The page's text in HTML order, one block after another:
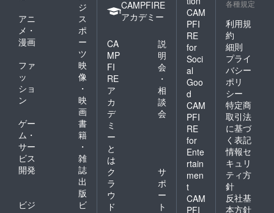
ジ
アニ
メ・
漫画
ス
ポ
ー
ツ
ファ
ッ
ショ
ン
映
像
・
映
画
ゲー
ム・
サー
ビス
開発
書
籍
・
雑
誌
出
版
ビジ
ビ
CAMPFIRE
アカデミー
CA
MP
FI
RE
ア
カ
デ
ミ
ー
と
は
説
明
会
・
相
談
会
ク
ラ
ウ
ド
サ
ポ
ー
ト
CAM
PFI
RE
for
Soci
al
Goo
d
CAM
PFI
RE
for
Ente
rtain
men
t
CAM
PFI
各種規定
利用規
約
細則
プライ
バシー
ポリ
シー
特定商
取引法
に基づ
く表記
情報セ
キュリ
ティ方
針
反社基
本方針